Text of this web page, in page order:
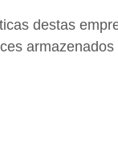
destas